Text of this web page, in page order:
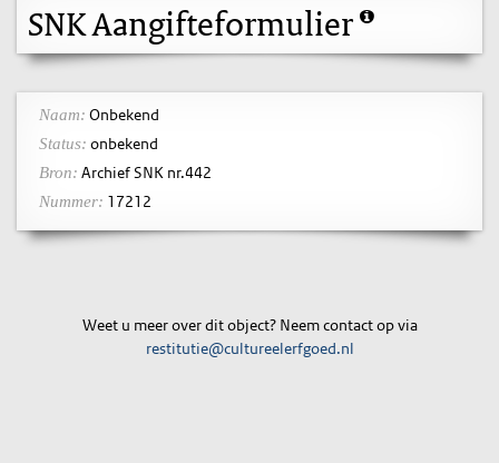
SNK Aangifteformulier
Naam: Onbekend
Status: onbekend
Bron: Archief SNK nr.442
Nummer: 17212
Weet u meer over dit object? Neem contact op via
restitutie@cultureelerfgoed.nl